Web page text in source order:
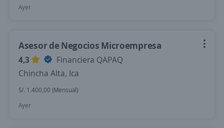
Ayer
Asesor de Negocios Microempresa
4,3
Financiera QAPAQ
Chincha Alta, Ica
S/. 1.400,00 (Mensual)
Ayer